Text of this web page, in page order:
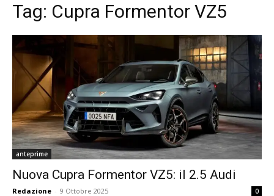
Tag: Cupra Formentor VZ5
anteprime
Nuova Cupra Formentor VZ5: il 2.5 Audi
Redazione - 9 Ottobre 2025 0